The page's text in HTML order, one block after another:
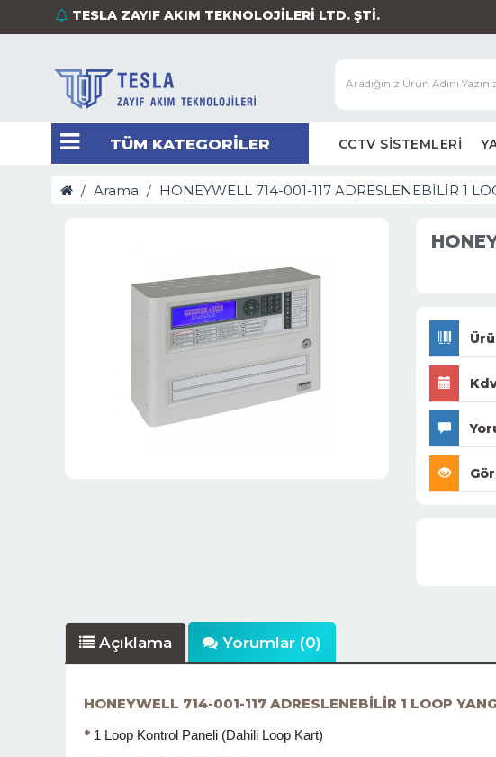
TESLA ZAYIF AKIM TEKNOLOJİLERİ LTD. ŞTİ.
TÜM KATEGORİLER CCTV SİSTEMLERİ
Arama HONEYWELL 714-001-117 ADRESLENEBİLİR 1
Açıklama Yorumlar (0)
HONEYWELL 714-001-117 ADRESLENEBİLİR 1 LOOP
* 1 Loop Kontrol Paneli (Dahili Loop Kart)